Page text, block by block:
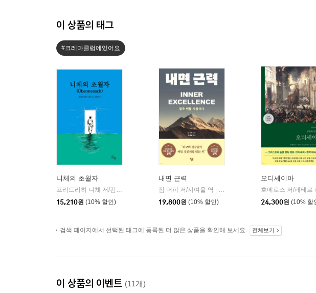
이 상품의 태그
#크레마클럽에있어요
니체의 초월자
프리드리히 니체 저/김철 편역
15,210원 (10% 할인)
내면 근력
짐 머피 저/지여울 역
윌북(willbook)
19,800원 (10% 할인)
오디세이아
24,300원 (10% 할
검색 페이지에서 선택된 태그에 등록된 더 많은 상품을 확인해 보세요. 전체보기
이 상품의 이벤트 (11개)